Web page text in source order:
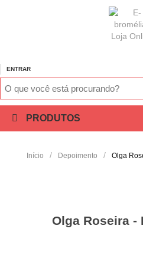
ENTRAR
PRODUTOS
Início / Depoimento / Olga
Olga Roseira -